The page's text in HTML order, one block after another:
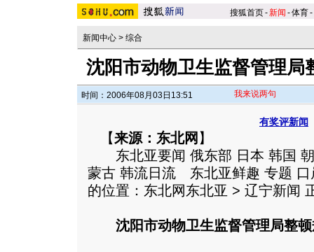
搜狐首页-新闻 -体育-
新闻中心 > 综合
沈阳市动物卫生监督管理局
时间：2006年08月03日13:51 我来说两句
有奖评新闻
【来源：东北网 】
东北亚要闻 俄东部 日本 韩国 朝
蒙古 韩流日流 东北亚鲜趣 专题 口
的位置：东北网东北亚 > 辽宁新闻
沈阳市动物卫生监督管理局整